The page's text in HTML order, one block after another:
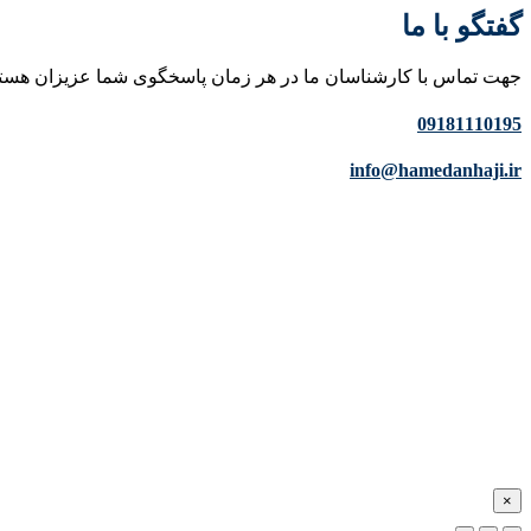
گفتگو با ما
جهت تماس با کارشناسان ما در هر زمان پاسخگوی شما عزیزان
09181110195
info@hamedanhaji.ir
×